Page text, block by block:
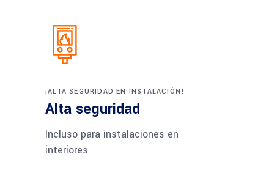
¡ALTA SEGURIDAD EN INSTALACIÓN!
Alta seguridad
Incluso para instalaciones en
interiores